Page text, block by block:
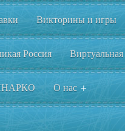
Викторины и игры
Россия
О нас +